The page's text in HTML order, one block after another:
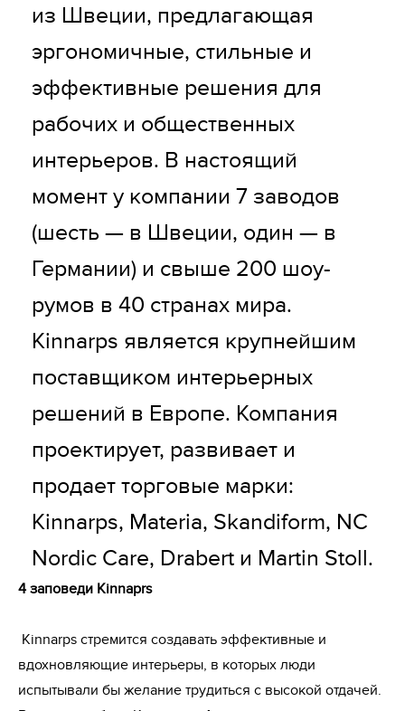
из Швеции, предлагающая
эргономичные, стильные и
эффективные решения для
рабочих и общественных
интерьеров. В настоящий
момент у компании 7 заводов
(шесть — в Швеции, один — в
Германии) и свыше 200 шоу-
румов в 40 странах мира.
Kinnarps является крупнейшим
поставщиком интерьерных
решений в Европе. Компания
проектирует, развивает и
продает торговые марки:
Kinnarps, Materia, Skandiform, NC
Nordic Care, Drabert и Martin Stoll.
4 заповеди Kinnaprs
вдохновляющие интерьеры, в которых люди
испытывали бы желание трудиться с высокой отдачей.